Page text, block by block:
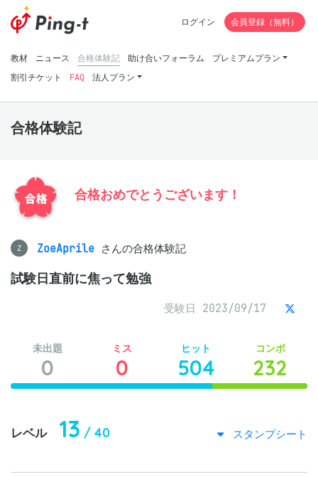
教材 ニュース 合格体験記 助け合いフォーラム
プレミアムプラン
割引チケット
FAQ 法人プラン
ログイン 会員登録（無料）
合格体験記
合格おめでとうございます！
Z ZoeAprile さんの合格体験記
試験日直前に焦って勉強
受験日 2023/09/17
未出題
0
ミス
0
ヒット
504
コンボ
232
レベル 13 / 40 スタンプシート